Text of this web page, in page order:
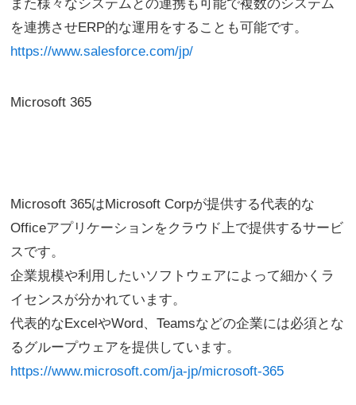
また様々なシステムとの連携も可能で複数のシステム
を連携させERP的な運用をすることも可能です。
https://www.salesforce.com/jp/
Microsoft 365
Microsoft 365はMicrosoft Corpが提供する代表的な
Officeアプリケーションをクラウド上で提供するサービ
スです。
企業規模や利用したいソフトウェアによって細かくラ
イセンスが分かれています。
代表的なExcelやWord、Teamsなどの企業には必須とな
るグループウェアを提供しています。
https://www.microsoft.com/ja-jp/microsoft-365